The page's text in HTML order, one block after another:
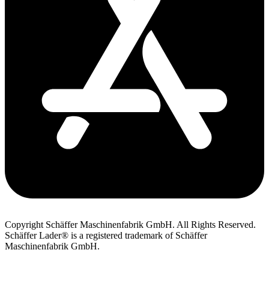
Copyright Schäffer Maschinenfabrik GmbH. All Rights Reserved.
Schäffer Lader® is a registered trademark of Schäffer
Maschinenfabrik GmbH.